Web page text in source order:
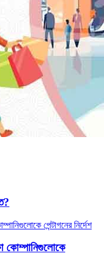
কোম্পানিগুলোকে